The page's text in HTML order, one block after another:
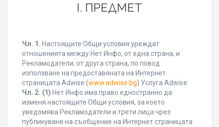
І. ПРЕДМЕТ
Чл. 1. Настоящите Общи условия уреждат
отношенията между Нет Инфо, от една страна, и
Рекламодатели, от друга страна, по повод
използване на предоставяната на Интернет
страницата Adwise (www.adwise.bg) Услуга Adwise.
Чл. 2. (1) Нет Инфо има право едностранно да
изменя настоящите Общи условия, за което
уведомява Рекламодатели и трети лица чрез
публикуване на съобщение на Интернет страницата